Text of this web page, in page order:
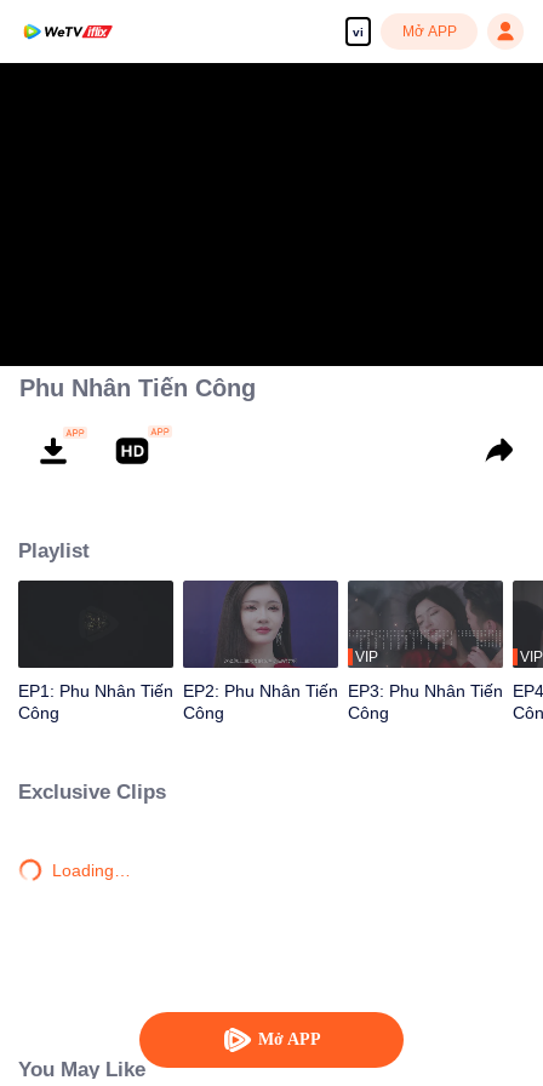
vi Mở APP
Mở APP
Phu Nhân Tiến Công
Playlist
EP1: Phu Nhân Tiến
Công
EP2: Phu Nhân Tiến
Công
VIP
EP3: Phu Nhân Tiến
Công
VIP
Exclusive Clips
Loading…
You May Like